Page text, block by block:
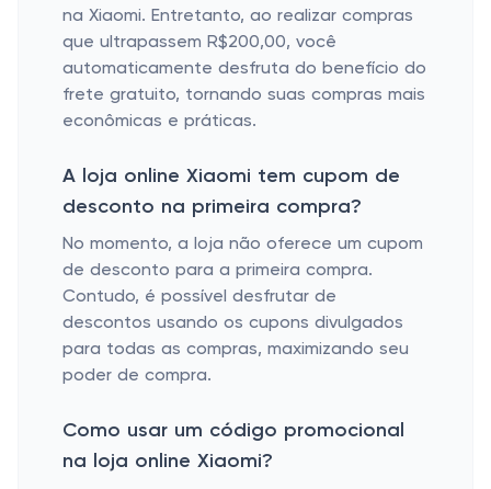
na Xiaomi. Entretanto, ao realizar compras
que ultrapassem R$200,00, você
automaticamente desfruta do benefício do
frete gratuito, tornando suas compras mais
econômicas e práticas.
A loja online Xiaomi tem cupom de
desconto na primeira compra?
No momento, a loja não oferece um cupom
de desconto para a primeira compra.
Contudo, é possível desfrutar de
descontos usando os cupons divulgados
para todas as compras, maximizando seu
poder de compra.
Como usar um código promocional
na loja online Xiaomi?